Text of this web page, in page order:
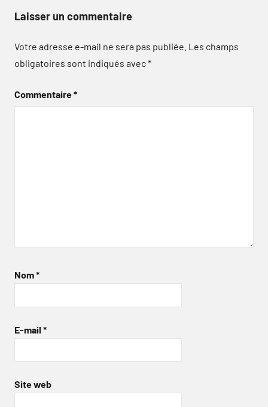
Laisser un commentaire
Votre adresse e-mail ne sera pas publiée. Les champs
obligatoires sont indiqués avec*
Commentaire*
Nom*
E-mail *
Site web